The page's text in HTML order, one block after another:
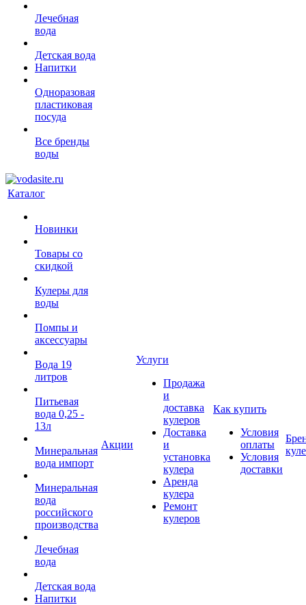
Лечебная
вода
Детская вода
Напитки
Одноразовая
пластиковая
посуда
Все бренды
воды
Каталог
Новинки
Товары со
скидкой
Кулеры для
воды
Помпы и
аксессуары
Вода 19
литров
Питьевая
вода 0,25 -
13л
Минеральная
вода импорт
Минеральная
вода
российского
производства
Лечебная
вода
Детская вода
Напитки
Акции
Услуги
Продажа
и
доставка
кулеров
Доставка
и
установка
кулера
Аренда
кулера
Ремонт
кулеров
Как купить
Условия
оплаты
Условия
доставки